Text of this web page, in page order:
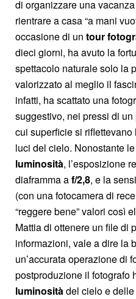
di organizzare una
rientrare a casa “a mani
occasione di un tour
dieci giorni, ha avuto la
spettacolo naturale solo la
valorizzato al meglio il
infatti, ha scattato una
suggestivo, nei pressi di
cui superficie si
luci del cielo. Nonostante
luminosità, l’esposizione
diaframma af/2,8, e la
(con una fotocamera di
“reggere bene” valori così
Mattia di ottenere un file di
informazioni, vale a dire la
un’accurata operazione di
postproduzione il fotografo
luminositàdel cielo e